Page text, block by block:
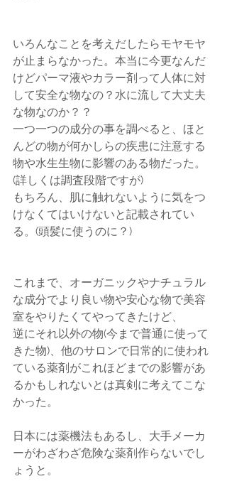
いろんなことを考えだしたらモヤモヤ
が止まらなかった。本当に今更なんだ
けどパーマ液やカラー剤って人体に対
して安全な物なの？水に流して大丈夫
な物なのか？？
一つ一つの成分の事を調べると、ほと
んどの物が何かしらの疾患に注意する
物や水生生物に影響のある物だった。
(詳しくは調査段階ですが)
もちろん、肌に触れないように気をつ
けなくてはいけないと記載されてい
る。(頭髪に使うのに？)
これまで、オーガニックやナチュラル
な成分でより良い物や安心な物で美容
室をやりたくてやってきたけど、
逆にそれ以外の物(今まで普通に使って
きた物)、他のサロンで日常的に使われ
ている薬剤がこれほどまでの影響があ
るかもしれないとは真剣に考えてこな
かった。
日本には薬機法もあるし、大手メーカ
ーがわざわざ危険な薬剤作らないでし
ょうと。